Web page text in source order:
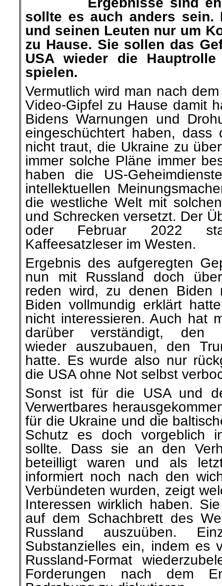
sollte es auch anders sein.
und seinen Leuten nur um
zu Hause. Sie sollen das
USA wieder die
spielen.
Vermutlich wird man nach
Video-Gipfel zu Hause damit
Bidens Warnungen und
eingeschüchtert haben,
nicht traut, die Ukraine zu
immer solche Pläne immer
haben die US-
intellektuellen
die westliche Welt mit
und Schrecken versetzt. Der
oder Februar 2022
Kaffeesatzleser im Westen.
Ergebnis des aufgeregten
nun mit Russland doch
reden wird, zu denen Biden
Biden vollmundig erklärt
nicht interessieren. Auch hat
darüber verständigt, den
wieder auszubauen, den
hatte. Es wurde also nur
die USA ohne Not selbst
Sonst ist für die USA und
Verwertbares
für die Ukraine und die
Schutz es doch vorgeblich
sollte. Dass sie an den
beteilligt waren und als
informiert noch nach den
Verbündeten wurden, zeigt
Interessen wirklich haben.
auf dem Schachbrett des
Russland auszuüben.
Substanzielles ein, indem es
Russland-Format
Forderungen nach dem